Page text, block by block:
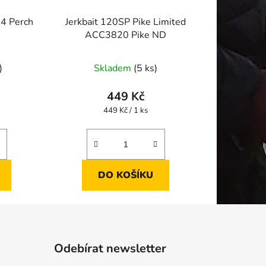
Perch
Jerkbait 120SP Pike Limited
ACC3820 Pike ND
Skladem (5 ks)
449 Kč
Měrná
449 Kč / 1 ks
DO KOŠÍKU
Odebírat newsletter